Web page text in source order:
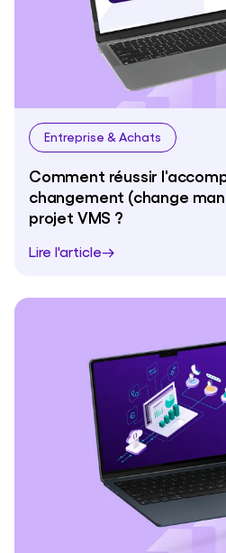
Entreprise & Achats
Comment réussir
changement (change
projet VMS ?
Lire l'article